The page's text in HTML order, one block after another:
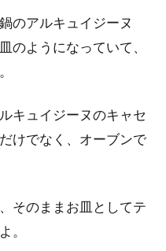
限はどのくらい！？出
味しいレシピ
汁にあり！とよく聞きますよ
しいだけでなく、体に良い栄養
焼き時間は調理方法や
のアルキュイジーヌ
のようになっていて、
キュイジーヌのキャセ
けでなく、オーブンで
そのままお皿としてテ
。